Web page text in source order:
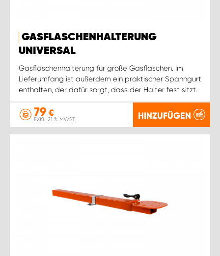
GASFLASCHENHALTERUNG
UNIVERSAL
Gasflaschenhalterung für große Gasflaschen. Im
Lieferumfang ist außerdem ein praktischer Spanngurt
enthalten, der dafür sorgt, dass der Halter fest sitzt.
79 €
EXKL. 21 % MWST. HINZUFÜGEN